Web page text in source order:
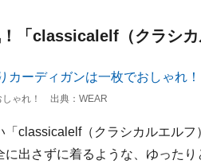
「classicalelf（クラシカ
しゃれ！ 出典：WEAR
classicalelf（クラシカルエル
出さずに着るような、ゆったり